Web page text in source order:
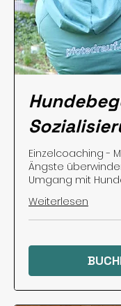
Einzelcoaching -
Ängste
Umgang mit
Weiterlesen